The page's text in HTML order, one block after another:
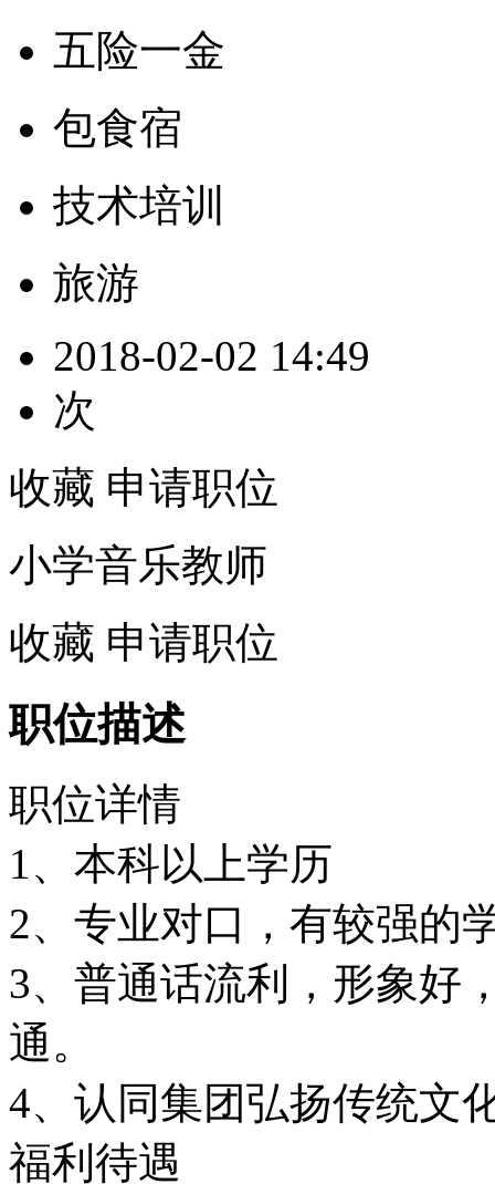
五险一金
包食宿
技术培训
旅游
2018-02-02 14:49
次
收藏 申请职位
小学音乐教师
收藏 申请职位
职位描述
职位详情
1、本科以上学历
2、专业对口，有较强的
3、普通话流利，形象好
通。
4、认同集团弘扬传统文
福利待遇